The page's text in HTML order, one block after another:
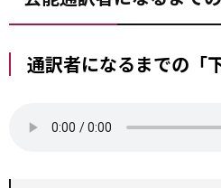
通訳者になるまでの「